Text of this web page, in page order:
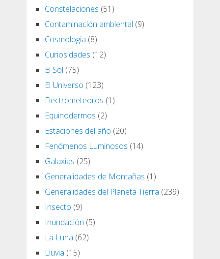
Constelaciones (51)
Contaminación ambiental (9)
Cosmologia (8)
Curiosidades (12)
El Sol (75)
El Universo (123)
Electrometeoros (1)
Equinodermos (2)
Estaciones del año (20)
Fenómenos Luminosos (14)
Galaxias (25)
Generalidades de Montañas (1)
Generalidades del Planeta Tierra (239)
Insecto (9)
Inundación (5)
La Luna (62)
Lluvia (15)